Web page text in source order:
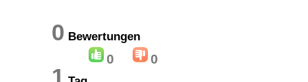
0 Bewertungen
0 0